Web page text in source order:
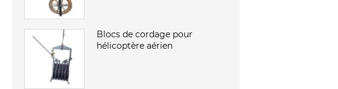
Blocs de cordage pour
hélicoptère aérien